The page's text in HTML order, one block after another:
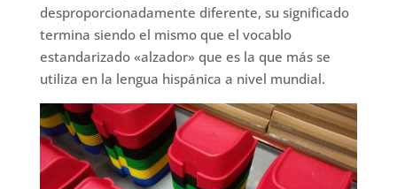
desproporcionadamente diferente, su significado
termina siendo el mismo que el vocablo
estandarizado «alzador» que es la que más se
utiliza en la lengua hispánica a nivel mundial.